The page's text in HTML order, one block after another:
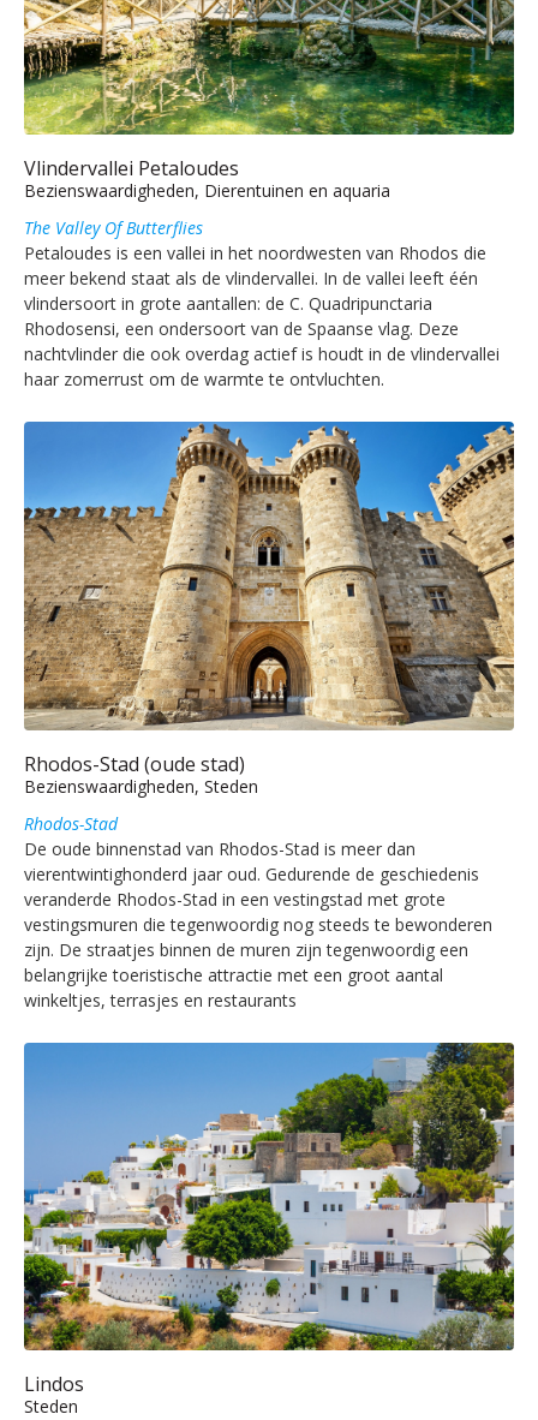
Vlindervallei Petaloudes
Bezienswaardigheden, Dierentuinen en aquaria
The Valley Of Butterflies
Petaloudes is een vallei in het noordwesten van Rhodos die
meer bekend staat als de vlindervallei. In de vallei leeft één
vlindersoort in grote aantallen: de C. Quadripunctaria
Rhodosensi, een ondersoort van de Spaanse vlag. Deze
nachtvlinder die ook overdag actief is houdt in de vlindervallei
haar zomerrust om de warmte te ontvluchten.
Rhodos-Stad (oude stad)
Bezienswaardigheden, Steden
Rhodos-Stad
De oude binnenstad van Rhodos-Stad is meer dan
vierentwintighonderd jaar oud. Gedurende de geschiedenis
veranderde Rhodos-Stad in een vestingstad met grote
vestingsmuren die tegenwoordig nog steeds te bewonderen
zijn. De straatjes binnen de muren zijn tegenwoordig een
belangrijke toeristische attractie met een groot aantal
winkeltjes, terrasjes en restaurants
Lindos
Steden